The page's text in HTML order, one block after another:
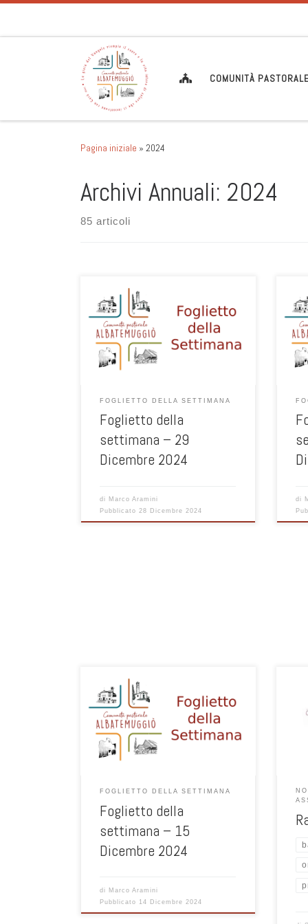
COMUNITÀ
Pagina iniziale » 2024
Archivi Annuali: 2024
85 articoli
FOGLIETTO DELLA SETTIMANA
Foglietto della
settimana – 29
Dicembre 2024
di Marco Aramini
Pubblicato28 Dicembre 2024
di
FOGLIETTO DELLA SETTIMANA
Foglietto della
settimana – 15
Dicembre 2024
di Marco Aramini
Pubblicato 14 Dicembre 2024